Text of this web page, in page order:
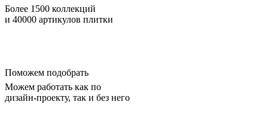
Более 1500 коллекций
и 40000 артикулов плитки
Поможем подобрать
Можем работать как по
дизайн-проекту, так и без него